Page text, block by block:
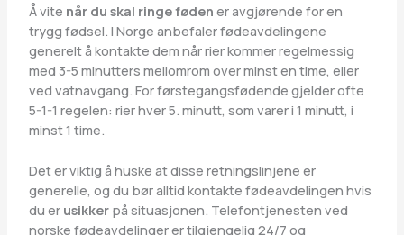
Å vite når du skal ringe føden er avgjørende for en
trygg fødsel. I Norge anbefaler fødeavdelingene
generelt å kontakte dem når rier kommer regelmessig
med 3-5 minutters mellomrom over minst en time, eller
ved vatnavgang. For førstegangsfødende gjelder ofte
5-1-1 regelen: rier hver 5. minutt, som varer i 1 minutt, i
minst 1 time.
Det er viktig å huske at disse retningslinjene er
generelle, og du bør alltid kontakte fødeavdelingen hvis
du er usikkerpå situasjonen. Telefontjenesten ved
norske fødeavdelinger er tilgjengelig 24/7 og